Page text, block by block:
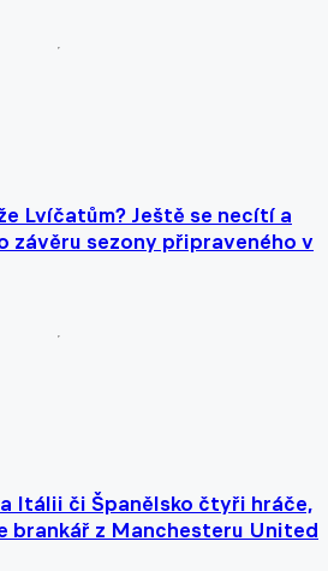
Lvíčatům? Ještě se necítí a
závěru sezony připraveného v
Itálii či Španělsko čtyři hráče,
brankář z Manchesteru United